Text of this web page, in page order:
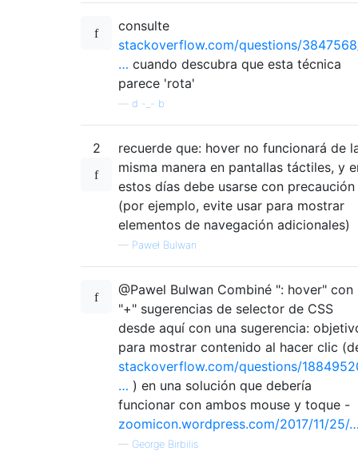
consulte
stackoverflow.com/questions/
… cuando descubra que esta técnica
parece 'rota'
d -_- b
2
recuerde que: hover no funcionará de
misma manera en pantallas táctiles, y
estos días debe usarse con precaución
(por ejemplo, evite usar para mostrar
elementos de navegación adicionales)
— Paweł Bulwan
@Pawel Bulwan Combiné ": hover" con
"+" sugerencias de selector de CSS
desde aquí con una sugerencia:
para mostrar contenido al hacer clic
stackoverflow.com/questions/
… ) en una solución que debería
funcionar con ambos mouse y toque -
zoomicon.wordpress.com/2017/11/25/
— George Birbilis